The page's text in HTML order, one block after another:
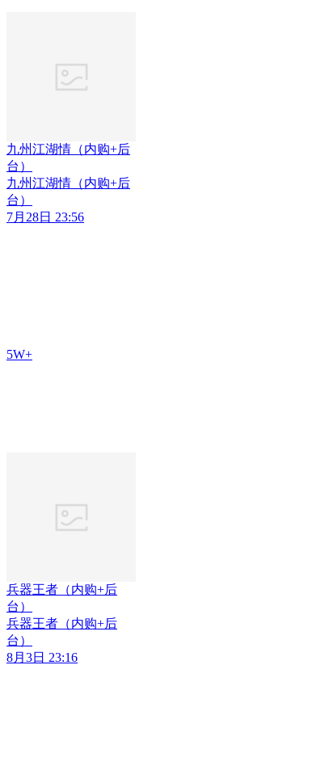
九州江湖情（内购+后
台）
九州江湖情（内购+后
台）
7月28日 23:56
5W+
兵器王者（内购+后
台）
兵器王者（内购+后
台）
8月3日 23:16